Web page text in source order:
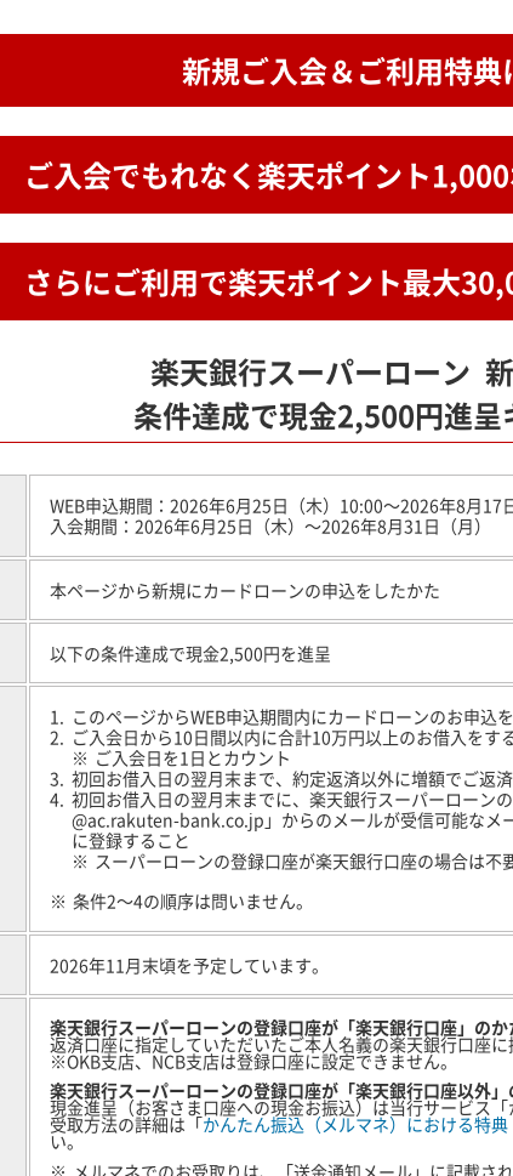
新規ご入会＆ご利用特典
ご入会でもれなく楽天ポイント
さらにご利用で楽天ポイント最大
楽天銀行スーパーローン
条件達成で現金2,500円進呈
WEB申込期間：2026年6月25日（木）10:00～2026年8月17
入会期間：2026年6月25日（木）～2026年8月31日（月）
本ページから新規にカードローンの申込をしたかた
以下の条件達成で現金2,500円を進呈
このページからWEB申込期間内にカードローンのお申込
ご入会日から10日間以内に合計10万円以上のお借入をす
ご入会日を1日とカウント
初回お借入日の翌月末まで、約定返済以外に増額でご返
初回お借入日の翌月末までに、楽天銀行スーパーローン
@ac.rakuten-bank.co.jp」からのメールが受信可能なメ
に登録すること
スーパーローンの登録口座が楽天銀行口座の場合は不
条件2～4の順序は問いません。
2026年11月末頃を予定しています。
楽天銀行スーパーローンの登録口座が「楽天銀行口座」のか
返済口座に指定していただいたご本人名義の楽天銀行口座に
※OKB支店、NCB支店は登録口座に設定できません。
楽天銀行スーパーローンの登録口座が「楽天銀行口座以外」
現金進呈（お客さま口座への現金お振込）は当行サービス
受取方法の詳細は「かんたん振込（メルマネ）における特
い。